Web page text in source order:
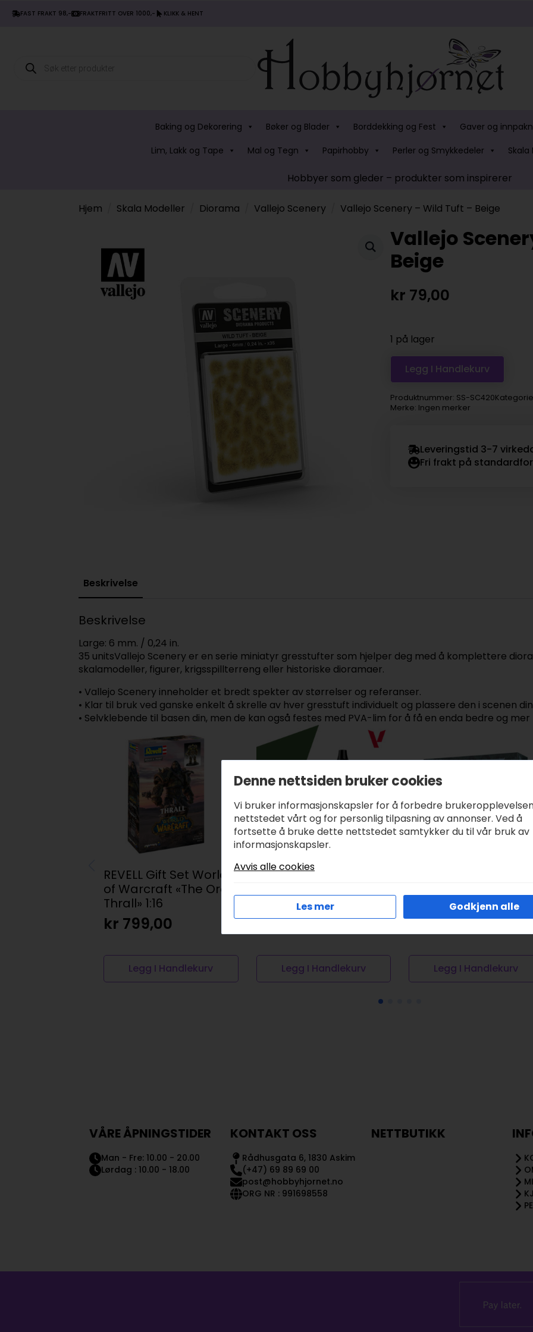
FAST FRAKT 98,- FRAKTFRITT OVER 1000,- KLIKK & HENT
Products
search
Baking og Dekorering Bøker og Blader Borddekking og Fest Gaver og
Lim, Lakk og Tape
Mal og Tegn Papirhobby Perler og Smykkedeler Skala
Hobbyer som gleder – produkter som inspirerer
Hjem Skala Modeller Diorama Vallejo Scenery Vallejo Scenery – Wild Tuft – Beige
Vallejo
Beige
kr 79,00
1 på lager
Legg I Handlekurv
Produktnummer: SS-SC420
Merke: Ingen merker
Leveringstid 3-7
Fri frakt på
Beskrivelse
Beskrivelse
Large: 6 mm. / 0,24 in.
35 unitsVallejo Scenery er en serie miniatyr gresstufter som hjelper deg med å komplettere
skalamodeller, figurer, krigsspillterreng eller historiske dioramaer.
• Vallejo Scenery inneholder et bredt spekter av størrelser og referanser.
• Klar til bruk ved ganske enkelt å skrelle av hver gresstuft individuelt og plassere den i scenen
• Selvklebende til basen din, men de kan også festes med PVA-lim for å få en enda bedre og
REVELL Gift Set World
of Warcraft «The Orc
Thrall» 1:16
kr 799,00
Legg I Handlekurv
Vallejo Game Color –
58,00
Legg I Handlekurv
Einhyr Heartguard
kr465,00
Legg I Handlekurv
VÅRE ÅPNINGSTIDER
Man - Fre: 10.00 - 20.00
Lørdag : 10.00 - 18.00
KONTAKT OSS
Rådhusgata 6, 1830 Askim
(+47) 69 89 69 00
post@hobbyhjornet.no
ORG NR : 991698558
NETTBUTIKK
Denne nettsiden bruker cookies
Vi bruker informasjonskapsler for å forbedre
nettstedet vårt og for personlig tilpasning av annonser. Ved å
fortsette å bruke dette nettstedet samtykker du til vår bruk av
informasjonskapsler.
Avvis alle cookies
Les mer Godkjenn alle